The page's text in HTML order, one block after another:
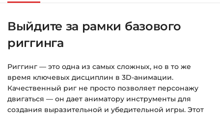
Заполните все поля (почта и пароль).
Оплатите удобным способом (более 8
После оплаты появится страница
благодарности с кнопкой«Перейти к
загрузкам». Нажмите её — и откроется
страница с курсами.
Выйдите за рамки базового
риггинга
Риггинг — это одна из самых сложных, но в то же
время ключевых дисциплин в 3D-анимации.
Качественный риг не просто позволяет персонажу
двигаться — он дает аниматору инструменты для
создания выразительной и убедительной игры. Этот